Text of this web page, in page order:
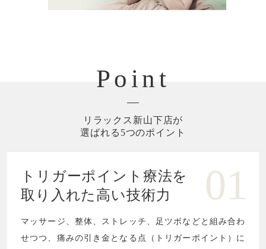
Point
リラックス新山下店が
選ばれる5つのポイント
01
トリガーポイント療法を
取り入れた高い技術力
マッサージ、整体、ストレッチ、足ツボなどと組み合わ
せつつ、痛みの引き金となる点（トリガーポイント）に